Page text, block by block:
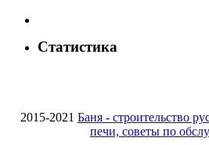
Статистика
2015-2021 Баня - строительство
печи, советы по